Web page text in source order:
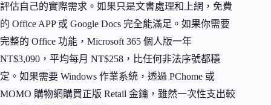
評估自己的實際需求。如果只是文書處理和上網，免費
的 Office APP 或 Google Docs 完全能滿足。如果你需要
完整的 Office 功能，Microsoft 365 個人版一年
NT$3,090，平均每月 NT$258，比任何非法序號都穩
定。如果需要 Windows 作業系統，透過 PChome 或
MOMO 購物網購買正版 Retail 金鑰，雖然一次性支出較